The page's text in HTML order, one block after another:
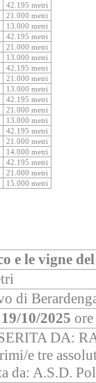
42.195 metri
21.000 metri
13.000 metri
42.195 metri
21.000 metri
13.000 metri
42.195 metri
21.000 metri
13.000 metri
42.195 metri
21.000 metri
13.000 metri
42.195 metri
21.000 metri
14.000 metri
42.195 metri
21.000 metri
15.000 metri
e le vigne
di
19/10/2025
DA:
e tre
da: A.S.D.